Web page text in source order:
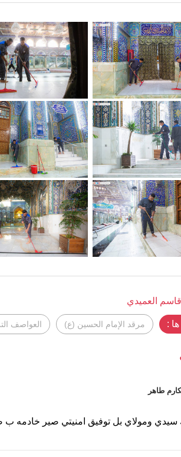
قاسم العميدي
: مرقد الإمام الحسين (ع) العواصف
طاهر
سيدي ومولاي بل توفيق امنيتي صير خادمه